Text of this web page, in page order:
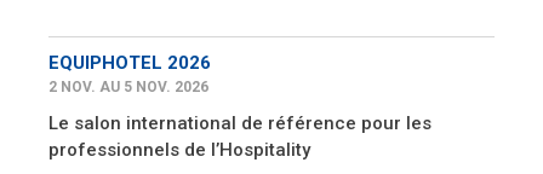
EQUIPHOTEL 2026
2 NOV. AU 5 NOV. 2026
Le salon international de référence pour les
professionnels de l’Hospitality